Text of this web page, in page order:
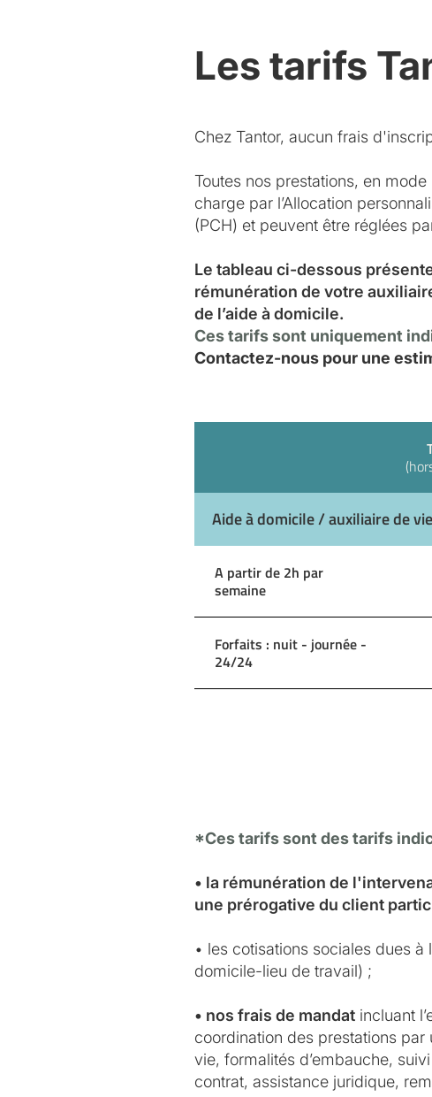
Les tarifs
Chez Tantor, aucun frais
Toutes nos prestations, en
charge par l’Allocation
(PCH) et peuvent être réglées
Le tableau ci-dessous
rémunération de votre
de l’aide à domicile.
Ces tarifs sont uniquement
Contactez-nous pour une
Aide à domicile / auxiliaire de vie
A partir de 2h par
semaine
Forfaits : nuit - journée -
24/24
*Ces tarifs sont des tarifs
• la rémunération de
une prérogative du client
• les cotisations sociales dues
domicile-lieu de travail) ;
• nos frais de mandat incluant
coordination des prestations
vie, formalités d’embauche,
contrat, assistance juridique,